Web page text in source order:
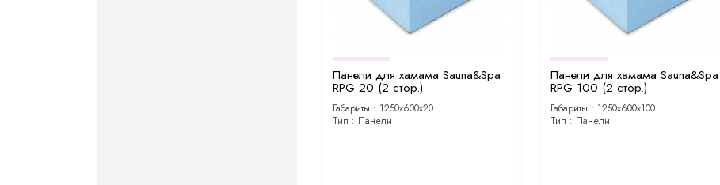
Панели для хамама Sauna&Spa
RPG 20 (2 стор.)
Габариты : 1250х600х20
Тип : Панели
Панели для хамама Sauna&Spa
RPG 100 (2 стор.)
Габариты : 1250х600х100
Тип : Панели